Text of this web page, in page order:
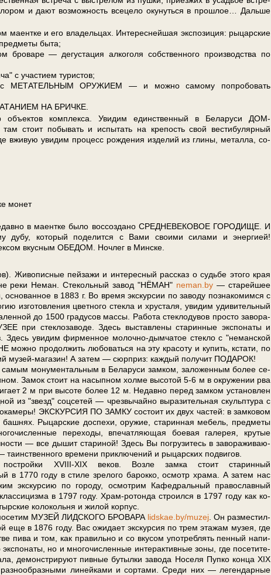
и да­ют воз­мож­ность всецело оку­нуть­ся в про­шлое… Дальше
маентке и его владельцах. Интереснейшая экспозиция: рыцарские
быта;
— дегустация алкоголя собственного производства по
с участием туристов;
с МЕТАТЕЛЬНЫМ ОРУЖИЕМ — и можно самому попробовать
КАТАНИЕМ НА БРИЧКЕ.
объ­ек­тов ком­плек­са. Уви­дим един­ствен­ный в Бе­ла­ру­си ДОМ-
по­бы­вать и испытать на кре­пость свой вестибулярный
вживую увидим про­цесс рож­де­ния из­де­лий из гли­ны, ме­тал­ла, со­
монет
в маентке бы­ло воссоздано СРЕДНЕВЕКОВОЕ ГОРОДИЩЕ. И
ду­бу, ко­то­рый поделится с Ва­ми сво­и­ми си­ла­ми и энер­ги­ей!
вкусным ОБЕДОМ. Ноч­лег в Мин­ске.
Живописные пей­за­жи и ин­те­рес­ный рас­сказ о судь­бе это­го края
ре­ки Не­ман. Стекольный за­вод "НЁМАН" neman.by — старейшее
основанное в 1883 г. Во вре­мя экс­кур­сии по за­во­ду познакомимся с
из­го­тов­ле­ния цвет­но­го стек­ла и хрусталя, увидим удивительный
до 1500 гра­ду­сов массы. Работа стеклодувов про­сто за­во­ра­
при стеклозаводе. Здесь вы­став­ле­ны ста­рин­ные экс­по­на­ты и
Здесь увидим фирменное молочно-дымчатое стекло с "неманской
про­дол­жить любоваться на эту кра­со­ту и ку­пить, кстати, по
музей-магазин! А затем — сюр­приз: каж­дый получит ПОДАРОК!
мо­ну­мен­таль­ным в Бе­ла­ру­си зам­ком, за­ло­жен­ным бо­лее се­
Замок стоит на насыпном холме вы­со­той 5-6 м в окру­же­нии рва
2 м при высоте бо­лее 12 м. Недавно пе­ред зам­ком уста­нов­лен
"звезд" соцсетей — чрез­вы­чай­но выразительная скульп­ту­ра с
ЭКСКУРСИЯ ПО ЗАМКУ со­сто­ит их двух ча­стей: в замковом
Рыцарские до­спе­хи, ору­жие, ста­рин­ная ме­бель, пред­ме­ты
пе­ре­хо­ды, впе­чат­ля­ю­щая боевая га­ле­рея, крутые
— все ды­шит ста­ри­ной! Здесь Вы погрузитесь в за­во­ра­жи­ва­ю­
вре­ме­ни приключений и ры­цар­ских подвигов.
ХVIII-XIX ве­ков. Возле зам­ка стоит ста­рин­ный
го­ду в сти­ле зре­ло­го ба­рок­ко, осмотр хра­ма. А затем нас
экс­кур­сию по го­ро­ду, осмот­рим Кафедральный пра­во­слав­ный
в 1797 го­ду. Храм-ротонда строился в 1797 го­ду как ко­
ко­ло­коль­ня и жи­лой кор­пус.
МУЗЕЙ ЛИДСКОГО БРОВАРА lidskae.by/muzej. Он раз­ме­стил­
еще в 1876 го­ду. Вас ожи­да­ет экскурсия по трем эта­жам му­зея, где
пи­ва и том, как правильно и со вку­сом употреблять пен­ный на­пи­
но и мно­го­чис­лен­ные ин­тер­ак­тив­ные зоны, где по­се­ти­те­
де­мон­стри­ру­ют пивные бу­тыл­ки за­во­да Носеля Пупко кон­ца XIX
линейками и сортами. Среди них — легендарные